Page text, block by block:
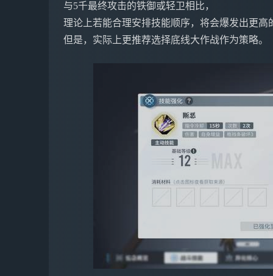
与5千最终攻击的铁御或轻卫相比，
理论上若能合理安排技能顺序，将会爆发出更高
但是，实际上更推荐选择底线大作战作为策略。